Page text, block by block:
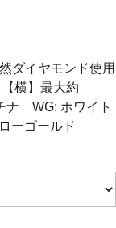
ダイヤモンド使用
横】最大約
WG: ホワイト
ーゴールド